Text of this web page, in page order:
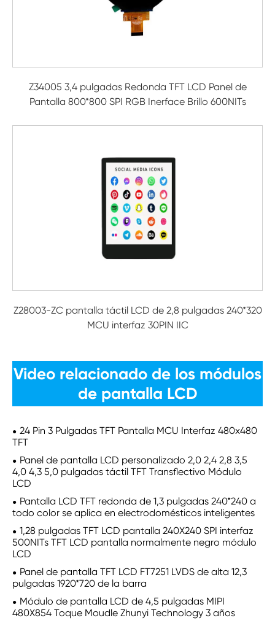
Z34005 3,4 pulgadas Redonda TFT LCD Panel de
Pantalla 800*800 SPI RGB Inerface Brillo 600NITs
Z28003-ZC pantalla táctil LCD de 2,8 pulgadas 240*320
MCU interfaz 30PIN IIC
Video relacionado de los módulos
de pantalla LCD
24 Pin 3 Pulgadas TFT Pantalla MCU Interfaz 480x480
TFT
Panel de pantalla LCD personalizado 2,0 2,4 2,8 3,5
4,0 4,3 5,0 pulgadas táctil TFT Transflectivo Módulo
LCD
Pantalla LCD TFT redonda de 1,3 pulgadas 240*240 a
todo color se aplica en electrodomésticos inteligentes
1,28 pulgadas TFT LCD pantalla 240X240 SPI interfaz
500NITs TFT LCD pantalla normalmente negro módulo
LCD
Panel de pantalla TFT LCD FT7251 LVDS de alta 12,3
pulgadas 1920*720 de la barra
Módulo de pantalla LCD de 4,5 pulgadas MIPI
480X854 Toque Moudle Zhunyi Technology 3 años